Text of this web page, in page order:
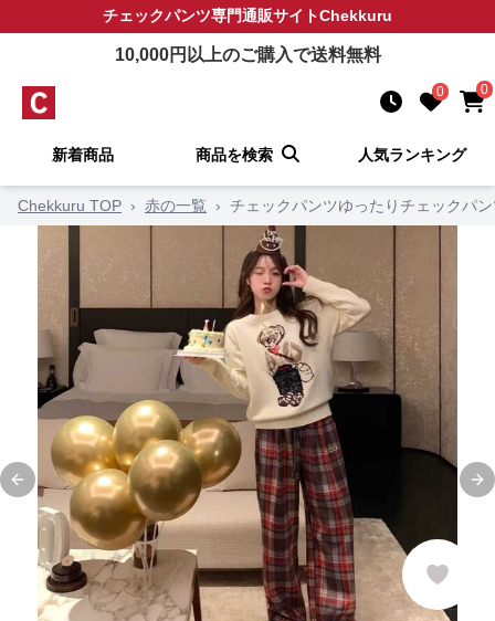
チェックパンツ専門通販サイトChekkuru
10,000円以上のご購入で送料無料
0 0
新着商品 商品を検索 人気ランキング
Chekkuru TOP › 赤の一覧 › チェックパンツゆったりチェックパ
Previous slide